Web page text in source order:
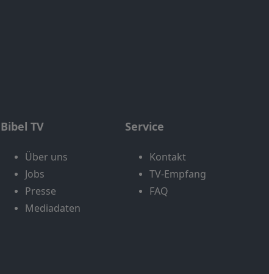
Bibel TV
Über uns
Jobs
Presse
Mediadaten
Service
Kontakt
TV-Empfang
FAQ